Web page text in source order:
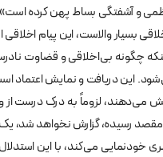
و آشفتگی بساط پهن کرده
بسیار والاست، این پیام اخلاقی
چگونه بی‌اخلاقی و قضاوت
این دریافت و نمایش اعتماد
رسیده، گزارش نخواهد شد،
خودنمایی می‌کند،‌ با این